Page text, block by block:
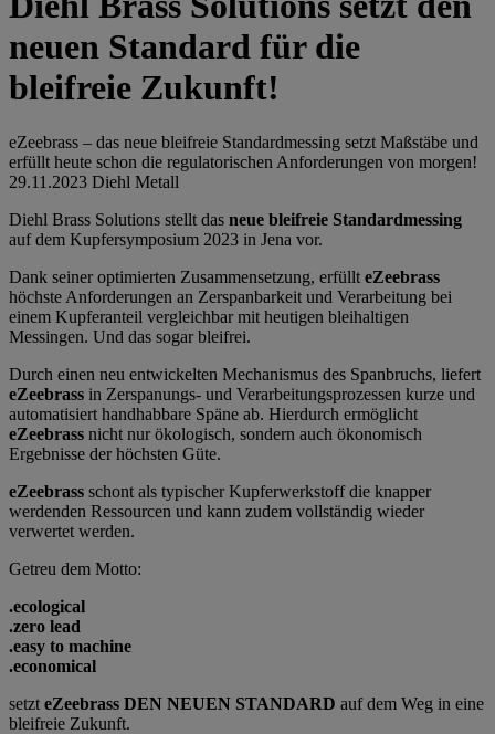
neuen Standard für die
bleifreie Zukunft!
eZeebrass – das neue bleifreie Standardmessing setzt Maßstäbe und
erfüllt heute schon die regulatorischen Anforderungen von morgen!
29.11.2023 Diehl Metall
Diehl Brass Solutions stellt das neue bleifreie Standardmessing
auf dem Kupfersymposium 2023 in Jena vor.
Dank seiner optimierten Zusammensetzung, erfüllt eZeebrass
höchste Anforderungen an Zerspanbarkeit und Verarbeitung bei
einem Kupferanteil vergleichbar mit heutigen bleihaltigen
Messingen. Und das sogar bleifrei.
Durch einen neu entwickelten Mechanismus des Spanbruchs, liefert
eZeebrass in Zerspanungs- und Verarbeitungsprozessen kurze und
automatisiert handhabbare Späne ab. Hierdurch ermöglicht
eZeebrass nicht nur ökologisch, sondern auch ökonomisch
Ergebnisse der höchsten Güte.
eZeebrass schont als typischer Kupferwerkstoff die knapper
werdenden Ressourcen und kann zudem vollständig wieder
verwertet werden.
Getreu dem Motto:
.ecological
.zero lead
.easy to machine
.economical
setzt eZeebrass DEN NEUEN STANDARD auf dem Weg in eine
bleifreie Zukunft.